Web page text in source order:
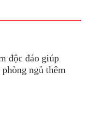
độc đáo giúp
ngủ thêm